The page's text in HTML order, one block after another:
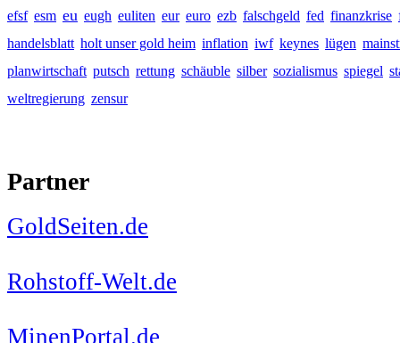
efsf esm eu eugh euliten eur euro ezb falschgeld fed finanzkrise
handelsblatt holt unser gold heim inflation iwf keynes lügen
planwirtschaft putsch rettung schäuble silber sozialismus spiegel
weltregierung zensur
Partner
GoldSeiten.de
Rohstoff-Welt.de
MinenPortal.de